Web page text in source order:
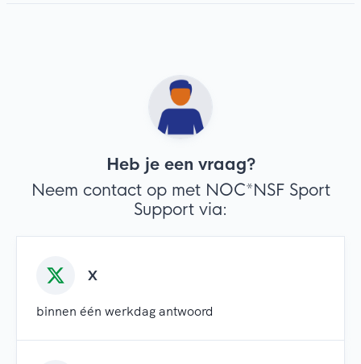
Heb je een vraag?
Neem contact op met NOC*NSF Sport
Support via:
X
binnen één werkdag antwoord